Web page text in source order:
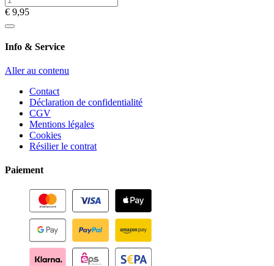
€ 9,95
Info & Service
Aller au contenu
Contact
Déclaration de confidentialité
CGV
Mentions légales
Cookies
Résilier le contrat
Paiement